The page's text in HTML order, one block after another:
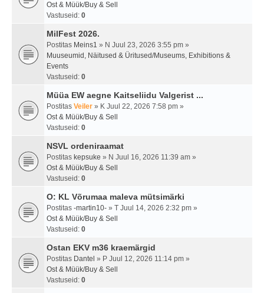
Ost & Müük/Buy & Sell
Vastuseid: 0
MilFest 2026.
Postitas Meins1 » N Juul 23, 2026 3:55 pm »
Muuseumid, Näitused & Üritused/Museums, Exhibitions &
Events
Vastuseid: 0
Müüa EW aegne Kaitseliidu Valgerist ...
Postitas Veiler » K Juul 22, 2026 7:58 pm »
Ost & Müük/Buy & Sell
Vastuseid: 0
NSVL ordeniraamat
Postitas kepsuke » N Juul 16, 2026 11:39 am »
Ost & Müük/Buy & Sell
Vastuseid: 0
O: KL Võrumaa maleva mütsimärki
Postitas -martin10- » T Juul 14, 2026 2:32 pm »
Ost & Müük/Buy & Sell
Vastuseid: 0
Ostan EKV m36 kraemärgid
Postitas Dantel » P Juul 12, 2026 11:14 pm »
Ost & Müük/Buy & Sell
Vastuseid: 0